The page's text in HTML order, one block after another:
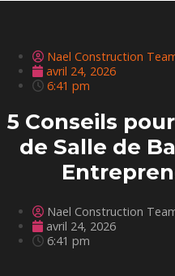
Nael Construction
avril 24, 2026
6:41 pm
5 Conseils
de Salle de
Nael Construction
avril 24, 2026
6:41 pm